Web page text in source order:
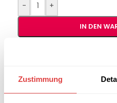
Zustimmung
- +
IN DEN
Stückzahlen?